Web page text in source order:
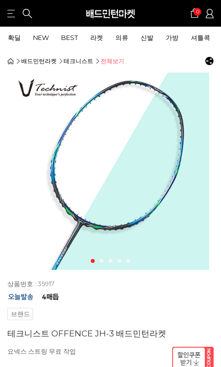
0
확딜 NEW BEST 라켓 의류 신발 가방 셔틀콕
배드민턴라켓 테크니스트 전체보기
상품번호 : 35917
브랜드
테크니스트 OFFENCE JH-3 배드민턴라켓
요넥스 스트링 무료 작업